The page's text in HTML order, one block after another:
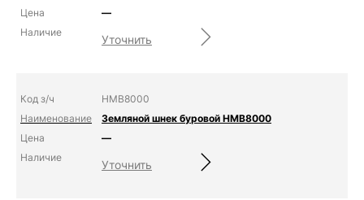
—
Уточнить
HMB8000
Земляной шнек буровой HMB8000
—
Уточнить